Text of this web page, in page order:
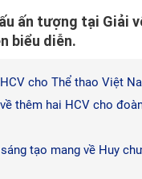
ấn tượng tại Giải
biểu diễn.
cho Thể thao Việt
thêm hai HCV cho
tạo mang về Huy